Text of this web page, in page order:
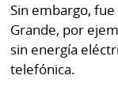
Sin embargo,
Grande, por
sin energía
telefónica.